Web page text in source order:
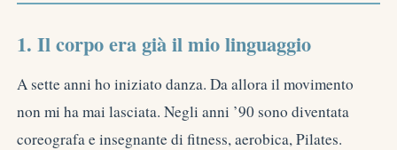
1. Il corpo era già il mio linguaggio
A sette anni ho iniziato danza. Da allora il movimento
non mi ha mai lasciata. Negli anni ’90 sono diventata
coreografa e insegnante di fitness, aerobica, Pilates.